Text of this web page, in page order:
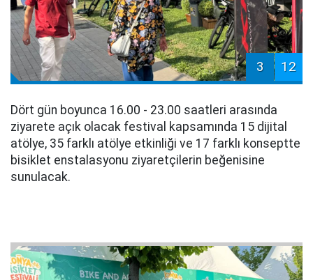
3 12
Dört gün boyunca 16.00 - 23.00 saatleri arasında
ziyarete açık olacak festival kapsamında 15 dijital
atölye, 35 farklı atölye etkinliği ve 17 farklı konseptte
bisiklet enstalasyonu ziyaretçilerin beğenisine
sunulacak.